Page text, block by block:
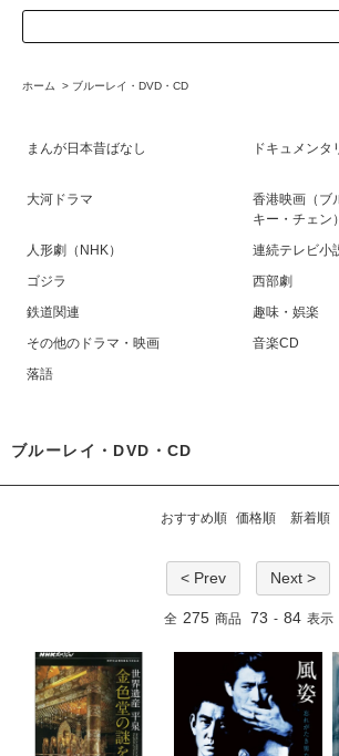
ホーム > ブルーレイ・DVD・CD
まんが日本昔ばなし ドキュメンタ
大河ドラマ
香港映画（ブ
キー・チェン）
人形劇（NHK）
連続テレビ小
ゴジラ
西部劇
鉄道関連
趣味・娯楽
その他のドラマ・映画
音楽CD
落語
ブルーレイ・DVD・CD
おすすめ順 価格順 新着順
< Prev Next >
全 275 商品 73 - 84 表示